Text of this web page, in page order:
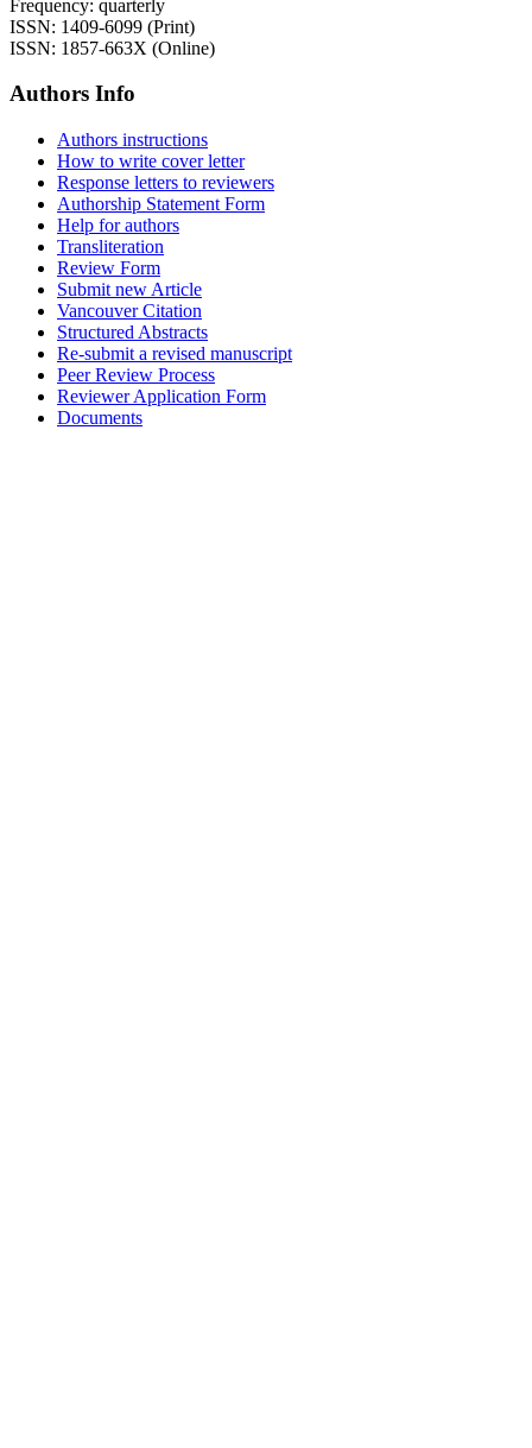
Frequency: quarterly
ISSN: 1409-6099 (Print)
ISSN: 1857-663X (Online)
Authors Info
Authors instructions
How to write cover letter
Response letters to reviewers
Authorship Statement Form
Help for authors
Transliteration
Review Form
Submit new Article
Vancouver Citation
Structured Abstracts
Re-submit a revised manuscript
Peer Review Process
Reviewer Application Form
Documents